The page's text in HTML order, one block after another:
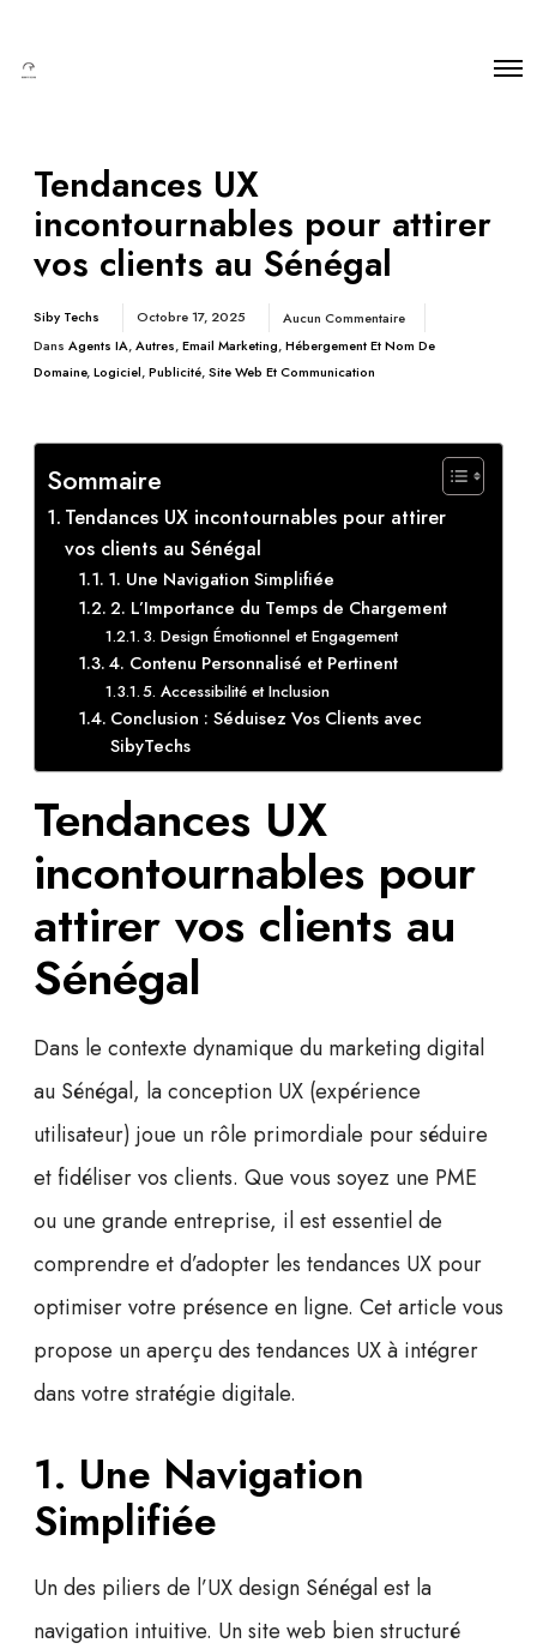
Tendances UX
incontournables pour attirer
vos clients au Sénégal
Siby Techs Octobre 17, 2025
Aucun Commentaire
Dans Agents IA,Autres,Email Marketing,Hébergement Et Nom De
Domaine,Logiciel,Publicité,Site Web Et Communication
Sommaire
Tendances UX incontournables pour attirer
vos clients au Sénégal
1. Une Navigation Simplifiée
2. L’Importance du Temps de Chargement
3. Design Émotionnel et Engagement
4. Contenu Personnalisé et Pertinent
5. Accessibilité et Inclusion
Conclusion : Séduisez Vos Clients avec
SibyTechs
Tendances UX
incontournables pour
attirer vos clients au
Sénégal
Dans le contexte dynamique du marketing digital
au Sénégal, laconception UX (expérience
utilisateur) joue un rôle primordiale pour séduire
et fidéliser vos clients. Que vous soyez une PME
ou une grande entreprise, il est essentiel de
comprendre et d’adopter les tendances UX pour
optimiser votre présence en ligne. Cet article vous
propose un aperçu des tendances UX à intégrer
dans votre stratégie digitale.
1. Une Navigation
Simplifiée
Un des piliers de l’UX design Sénégalest la
navigation intuitive. Un site web bien structuré